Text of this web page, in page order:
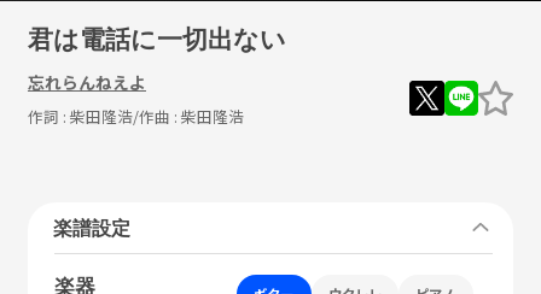
君は電話に一切出ない
忘れらんねえよ
作詞 : 柴田隆浩/作曲 : 柴田隆浩
楽譜設定
楽器